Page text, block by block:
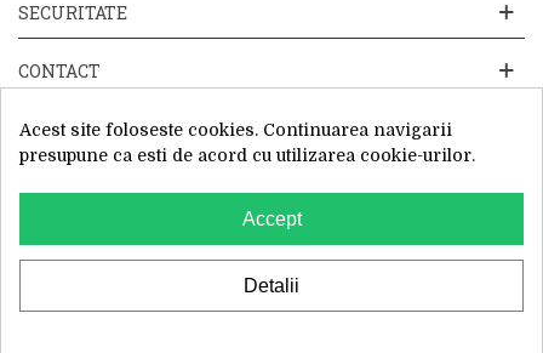
SECURITATE
CONTACT
Website operat de: Primavara in dar SRL, Cod Fiscal: 52428019, Reg.
Com: J2025066115002, Sediu Social:Sos. Unirii 201-203C, Caciulati,
Acest site foloseste cookies. Continuarea navigarii
presupune ca esti de acord cu utilizarea cookie-urilor.
Accept
Detalii